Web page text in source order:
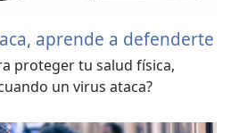
aprende a defenderte
proteger tu salud física,
un virus ataca?